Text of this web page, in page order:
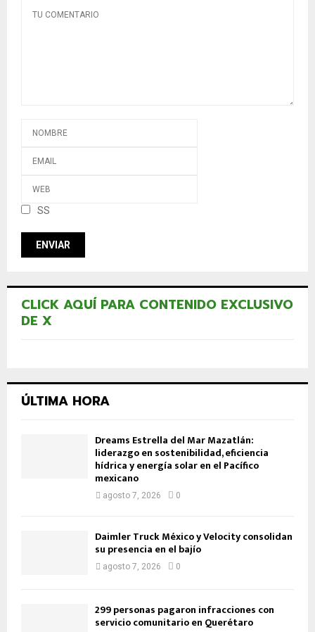
SS
CLICK AQUÍ PARA CONTENIDO EXCLUSIVO
DE X
ÚLTIMA HORA
Dreams Estrella del Mar Mazatlán:
liderazgo en sostenibilidad, eficiencia
hídrica y energía solar en el Pacífico
mexicano
agosto 7, 2026 0
Daimler Truck México y Velocity consolidan
su presencia en el bajío
agosto 7, 2026 0
299 personas pagaron infracciones con
servicio comunitario en Querétaro